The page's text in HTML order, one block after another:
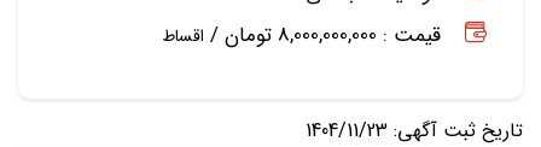
قیمت : 8,000,000,000 تومان /
اقساط
تاریخ ثبت آگهی: 1404/11/23